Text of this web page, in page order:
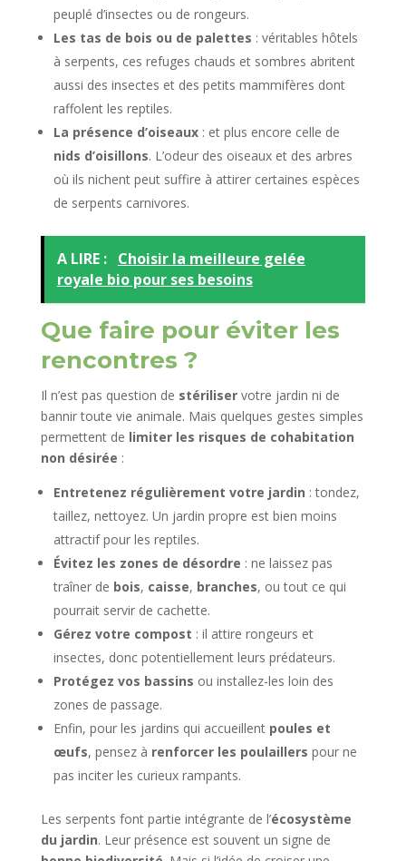
peuplé d’insectes ou de rongeurs.
Les tas de bois ou de palettes : véritables hôtels
à serpents, ces refuges chauds et sombres abritent
aussi des insectes et des petits mammifères dont
raffolent les reptiles.
La présence d’oiseaux: et plus encore celle de
nids d’oisillons. L’odeur des oiseaux et des arbres
où ils nichent peut suffire à attirer certaines espèces
de serpents carnivores.
A LIRE : Choisir la meilleure gelée
royale bio pour ses besoins
Que faire pour éviter les
rencontres ?
Il n’est pas question de stériliservotre jardin ni de
bannir toute vie animale. Mais quelques gestes simples
permettent de limiter les risques de cohabitation
non désirée :
Entretenez régulièrement votre jardin : tondez,
taillez, nettoyez. Un jardin propre est bien moins
attractif pour les reptiles.
Évitez les zones de désordre : ne laissez pas
traîner de bois, caisse, branches, ou tout ce qui
pourrait servir de cachette.
Gérez votre compost : il attire rongeurs et
insectes, donc potentiellement leurs prédateurs.
Protégez vos bassins ou installez-les loin des
zones de passage.
Enfin, pour les jardins qui accueillent poules et
œufs, pensez à renforcer les poulaillers pour ne
pas inciter les curieux rampants.
Les serpents font partie intégrante de l’écosystème
du jardin. Leur présence est souvent un signe de